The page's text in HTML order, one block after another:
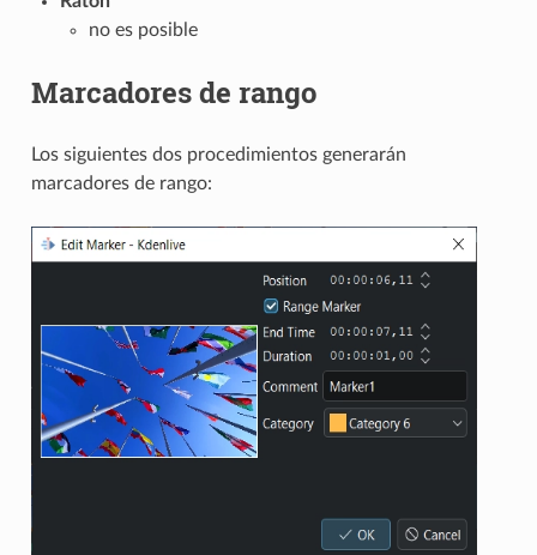
no es posible
Marcadores de rango
Los siguientes dos procedimientos generarán
marcadores de rango: